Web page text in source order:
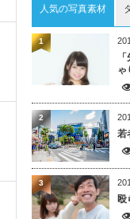
人気の写真素材
ゃ
1
若
2
殴
3